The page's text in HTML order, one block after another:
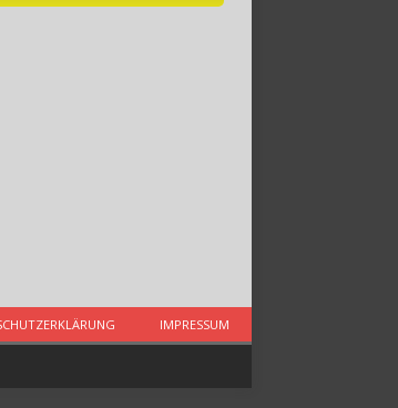
IMPRESSUM